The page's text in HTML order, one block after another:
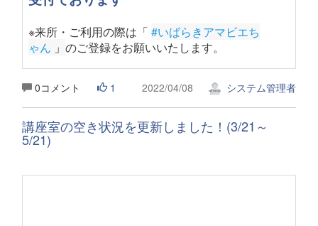
※来所・ご利用の際は「 #いばらきアマビエち
ゃん 」 のご登録をお願いいたします。
0コメント 1 2022/04/08 システム管理者
講座室の空き状況を更新しました！(3/21～
5/21)